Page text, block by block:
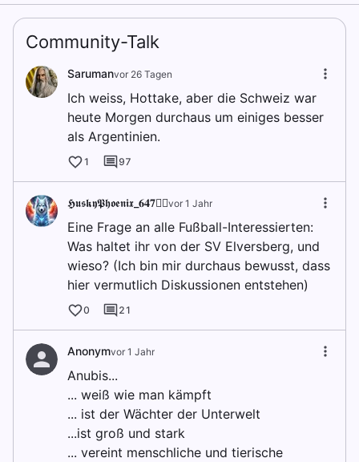
Community-Talk
Sarumanvor 26 Tagen
Ich weiss, Hottake, aber die Schweiz war
heute Morgen durchaus um einiges besser
als Argentinien.
1 97
𝕳𝖚𝖘𝖐𝖞𝕻𝖍𝖔𝖊𝖓𝖎𝖝_𝟔𝟒𝟕🐦‍🔥vor 1 Jahr
Eine Frage an alle Fußball-Interessierten:
Was haltet ihr von der SV Elversberg, und
wieso? (Ich bin mir durchaus bewusst, dass
hier vermutlich Diskussionen entstehen)
0 21
Anonymvor 1 Jahr
Anubis...
... weiß wie man kämpft
... ist der Wächter der Unterwelt
...ist groß und stark
... vereint menschliche und tierische